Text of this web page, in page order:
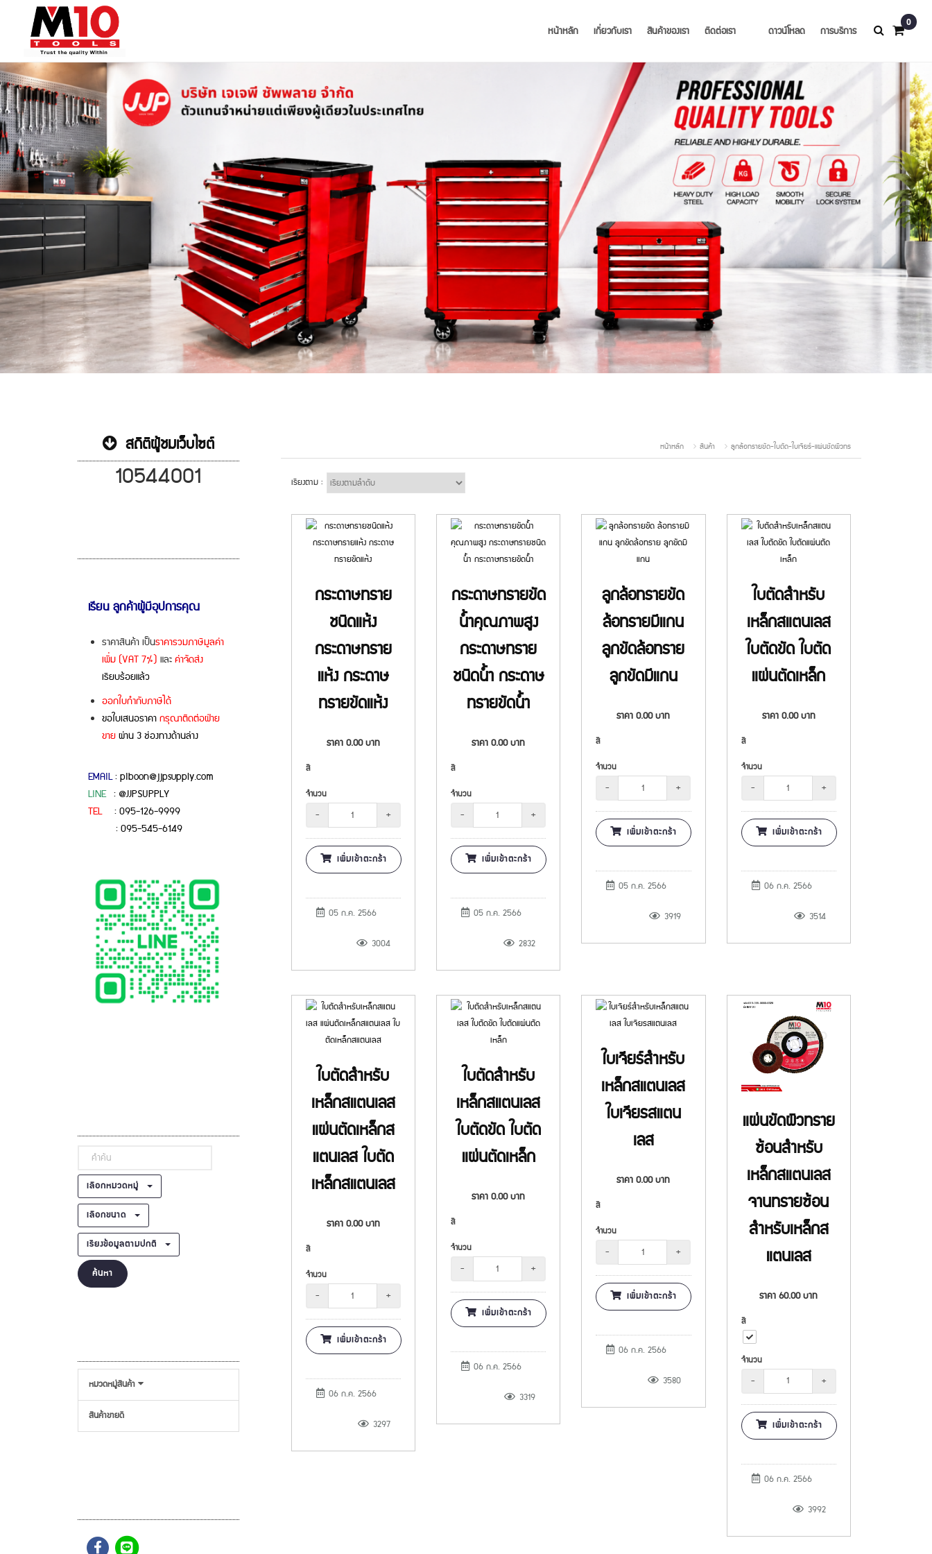
0
หน้าหลัก เกี่ยวกับเรา สินค้าของเรา ติดต่อเรา ดาวน์โหลด การบริการ
หน้าหลัก สินค้า ลูกล้อทรายขัด-ใบตัด-ใบเจียร์-แผ่นขัดผิวทร
เรียงตาม :
กระดาษทราย
ชนิดแห้ง
กระดาษทราย
แห้ง กระดาษ
ทรายขัดแห้ง
ราคา0.00บาท
สี
จำนวน
- +
เพิ่มเข้าตะกร้า
05 ก.ค. 2566
3004
กระดาษทรายขัด
น้ำคุณภาพสูง
กระดาษทราย
ชนิดน้ำ กระดาษ
ทรายขัดน้ำ
ราคา0.00บาท
สี
จำนวน
- +
เพิ่มเข้าตะกร้า
05 ก.ค. 2566
2832
ลูกล้อทรายขัด
ล้อทรายมีแกน
ลูกขัดล้อทราย
ลูกขัดมีแกน
ราคา0.00บาท
สี
จำนวน
- +
เพิ่มเข้าตะกร้า
05 ก.ค. 2566
3919
ใบตัดสำหรับ
เหล็กสแตนเลส
ใบตัดขัด ใบตัด
แผ่นตัดเหล็ก
ราคา0.00บาท
สี
จำนวน
- +
เพิ่มเข้าตะกร้า
06 ก.ค. 2566
3514
ใบตัดสำหรับ
เหล็กสแตนเลส
แผ่นตัดเหล็กส
แตนเลส ใบตัด
เหล็กสแตนเลส
ราคา0.00บาท
สี
จำนวน
- +
เพิ่มเข้าตะกร้า
06 ก.ค. 2566
3297
ใบตัดสำหรับ
เหล็กสแตนเลส
ใบตัดขัด ใบตัด
แผ่นตัดเหล็ก
ราคา0.00บาท
สี
จำนวน
- +
เพิ่มเข้าตะกร้า
06 ก.ค. 2566
3319
ใบเจียร์สำหรับ
เหล็กสแตนเลส
ใบเจียรสแตน
เลส
ราคา0.00บาท
สี
จำนวน
- +
เพิ่มเข้าตะกร้า
06 ก.ค. 2566
3580
แผ่นขัดผิวทราย
ซ้อนสำหรับ
เหล็กสแตนเลส
จานทรายซ้อน
สำหรับเหล็กส
แตนเลส
ราคา60.00บาท
สี
จำนวน
- +
เพิ่มเข้าตะกร้า
06 ก.ค. 2566
3992
สถิติผู้ชมเว็บไซต์
10544001
เรียน ลูกค้าผู้มีอุปการคุณ
ราคาสินค้า เป็นราคารวมภาษีมูลค่า
เพิ่ม (VAT 7%) และค่าจัดส่ง
เรียบร้อยแล้ว
ออกใบกำกับภาษีได้
ขอใบเสนอราคากรุณาติดต่อฝ่าย
ขายผ่าน 3 ช่องทางด้านล่าง
EMAIL: pIboon@jjpsupply.com
LINE: @JJPSUPPLY
TEL
: 095-126-9999
: 095-545-6149
เลือกหมวดหมู่
เลือกขนาด
เรียงข้อมูลตามปกติ
ค้นหา
หมวดหมู่สินค้า
สินค้าขายดี